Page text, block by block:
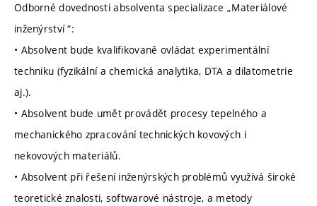
Odborné dovednosti absolventa specializace „Materiálové
inženýrství “:
• Absolvent bude kvalifikovaně ovládat experimentální
techniku (fyzikální a chemická analytika, DTA a dilatometrie
aj.).
• Absolvent bude umět provádět procesy tepelného a
mechanického zpracování technických kovových i
nekovových materiálů.
• Absolvent při řešení inženýrských problémů využívá široké
teoretické znalosti, softwarové nástroje, a metody